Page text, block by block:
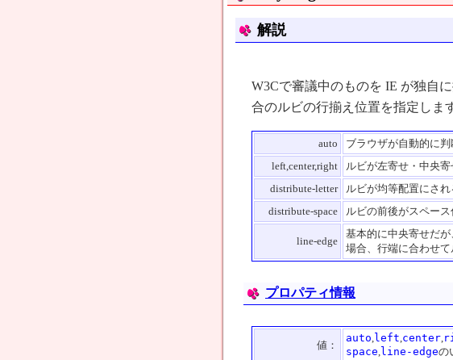
解説
W3Cで審議中のものを IE が独自
合のルビの行揃え位置を指定しま
auto
ブラウザが自動的に
left,center,right
ルビが左寄せ・中央
distribute-letter
ルビが均等配置にされ
distribute-space
ルビの前後がスペー
line-edge
基本的に中央寄せだ
場合、行端に合わせ
プロパティ情報
値：
auto,left,center,
space,line-edgeの